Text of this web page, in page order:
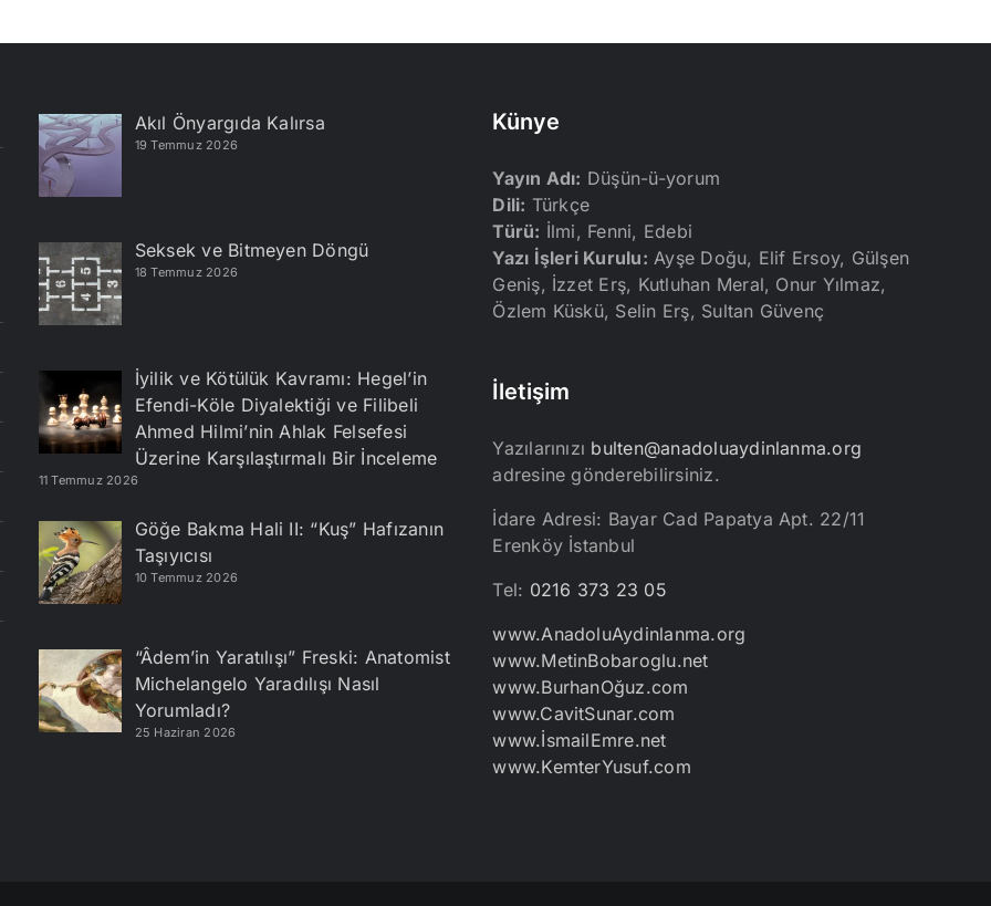
Akıl Önyargıda Kalırsa
19 Temmuz 2026
Seksek ve Bitmeyen Döngü
18 Temmuz 2026
İyilik ve Kötülük Kavramı: Hegel’in
Efendi-Köle Diyalektiği ve Filibeli
Ahmed Hilmi’nin Ahlak Felsefesi
Üzerine Karşılaştırmalı Bir İnceleme
11 Temmuz 2026
Göğe Bakma Hali II: “Kuş” Hafızanın
Taşıyıcısı
10 Temmuz 2026
“Âdem’in Yaratılışı” Freski: Anatomist
Michelangelo Yaradılışı Nasıl
Yorumladı?
25 Haziran 2026
Künye
Yayın Adı: Düşün-ü-yorum
Dili: Türkçe
Türü: İlmi, Fenni, Edebi
Yazı İşleri Kurulu: Ayşe Doğu, Elif Ersoy, Gülşen
Geniş, İzzet Erş, Kutluhan Meral, Onur Yılmaz,
Özlem Küskü, Selin Erş, Sultan Güvenç
İletişim
Yazılarınızı bulten@anadoluaydinlanma.org
adresine gönderebilirsiniz.
İdare Adresi: Bayar Cad Papatya Apt. 22/11
Erenköy İstanbul
Tel: 0216 373 23 05
www.AnadoluAydinlanma.org
www.MetinBobaroglu.net
www.BurhanOğuz.com
www.CavitSunar.com
www.İsmailEmre.net
www.KemterYusuf.com